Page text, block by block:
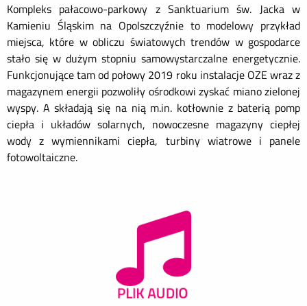
Kompleks pałacowo-parkowy z Sanktuarium św. Jacka w
Kamieniu Śląskim na Opolszczyźnie to modelowy przykład
miejsca, które w obliczu światowych trendów w gospodarce
stało się w dużym stopniu samowystarczalne energetycznie.
Funkcjonujące tam od połowy 2019 roku instalacje OZE wraz z
magazynem energii pozwoliły ośrodkowi zyskać miano zielonej
wyspy. A składają się na nią m.in. kotłownie z baterią pomp
ciepła i układów solarnych, nowoczesne magazyny ciepłej
wody z wymiennikami ciepła, turbiny wiatrowe i panele
fotowoltaiczne.